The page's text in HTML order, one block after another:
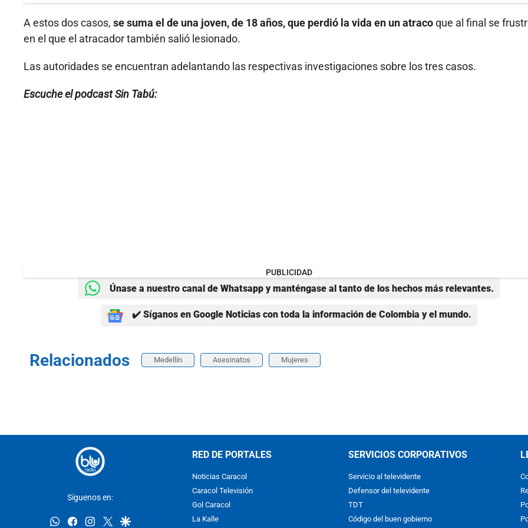
A estos dos casos, se suma el de una joven, de 18 años, que perdió la vida en un atracoque al final se
en el que el atracador también salió lesionado.
Las autoridades se encuentran adelantando las respectivas investigaciones sobre los tres casos.
Escuche el podcast Sin Tabú:
PUBLICIDAD
Únase a nuestro canal de Whatsapp y manténgase al tanto de los hechos más relevantes.
✔️ Síganos en Google Noticias con toda la información de Colombia y el mundo.
Relacionados Medellín Asesinatos Mujeres
Síguenos en:
whatsappfacebookinstagram
twittergoogle
RED DE PORTALES
Noticias Caracol
Caracol Televisión
Gol Caracol
La Kalle
SERVICIOS CORPORATIVOS
Servicio al televidente
Defensor del televidente
TDT
Código del buen gobierno